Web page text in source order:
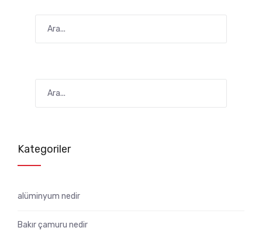
Kategoriler
alüminyum nedir
Bakır çamuru nedir